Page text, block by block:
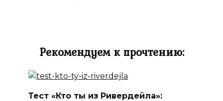
Рекомендуем к прочтению:
Тест «Кто ты из Ривердейла»: